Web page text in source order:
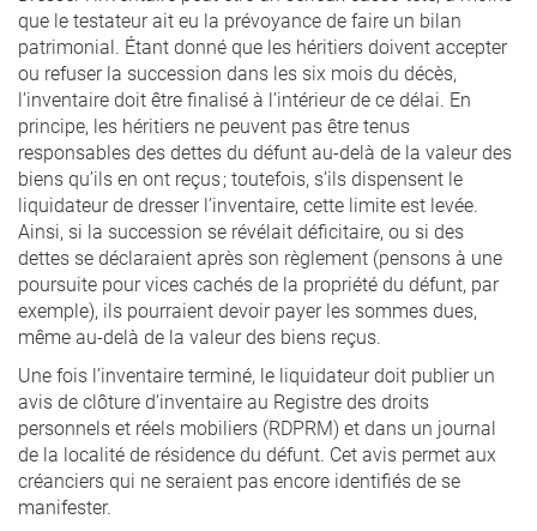
que le testateur ait eu la prévoyance de faire un bilan
patrimonial. Étant donné que les héritiers doivent accepter
ou refuser la succession dans les six mois du décès,
l’inventaire doit être finalisé à l’intérieur de ce délai. En
principe, les héritiers ne peuvent pas être tenus
responsables des dettes du défunt au-delà de la valeur des
biens qu’ils en ont reçus ; toutefois, s’ils dispensent le
liquidateur de dresser l’inventaire, cette limite est levée.
Ainsi, si la succession se révélait déficitaire, ou si des
dettes se déclaraient après son règlement (pensons à une
poursuite pour vices cachés de la propriété du défunt, par
exemple), ils pourraient devoir payer les sommes dues,
même au-delà de la valeur des biens reçus.
Une fois l’inventaire terminé, le liquidateur doit publier un
avis de clôture d’inventaire au Registre des droits
personnels et réels mobiliers (RDPRM) et dans un journal
de la localité de résidence du défunt. Cet avis permet aux
créanciers qui ne seraient pas encore identifiés de se
manifester.